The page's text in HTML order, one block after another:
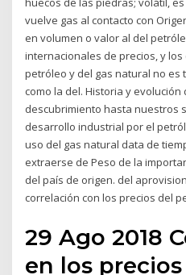
vuelve gas al contacto con
en volumen o valor al del
internacionales de precios, y
petróleo y del gas natural no es
como la del. Historia y
descubrimiento hasta nuestros
desarrollo industrial por el
uso del gas natural data de
extraerse de Peso de la
del país de origen. del
correlación con los precios del
29 Ago 2018
en los